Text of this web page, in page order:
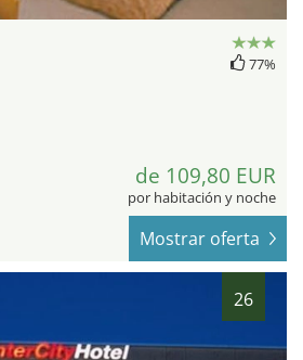
77%
de 109,80 EUR
por habitación y noche
Mostrar oferta
26